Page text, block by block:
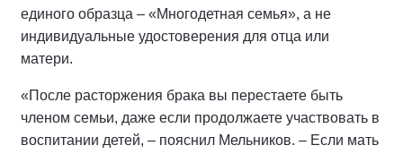
единого образца – «Многодетная семья», а не
индивидуальные удостоверения для отца или
матери.
«После расторжения брака вы перестаете быть
членом семьи, даже если продолжаете участвовать в
воспитании детей, – пояснил Мельников. – Если мать